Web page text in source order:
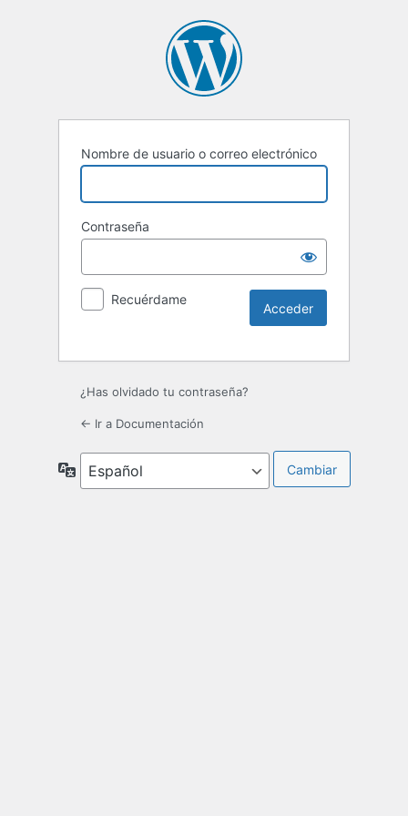
Nombre de usuario o correo electrónico
Contraseña
Recuérdame
¿Has olvidado tu contraseña?
← Ir a Documentación
Idioma